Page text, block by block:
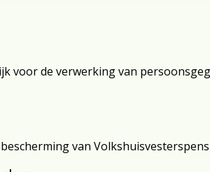
voor de verwerking van
van